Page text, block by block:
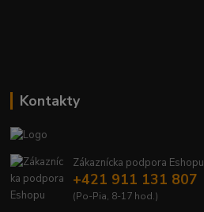
Kontakty
Zákaznícka podpora Eshopu
+421 911 131 807
(Po-Pia, 8-17 hod.)